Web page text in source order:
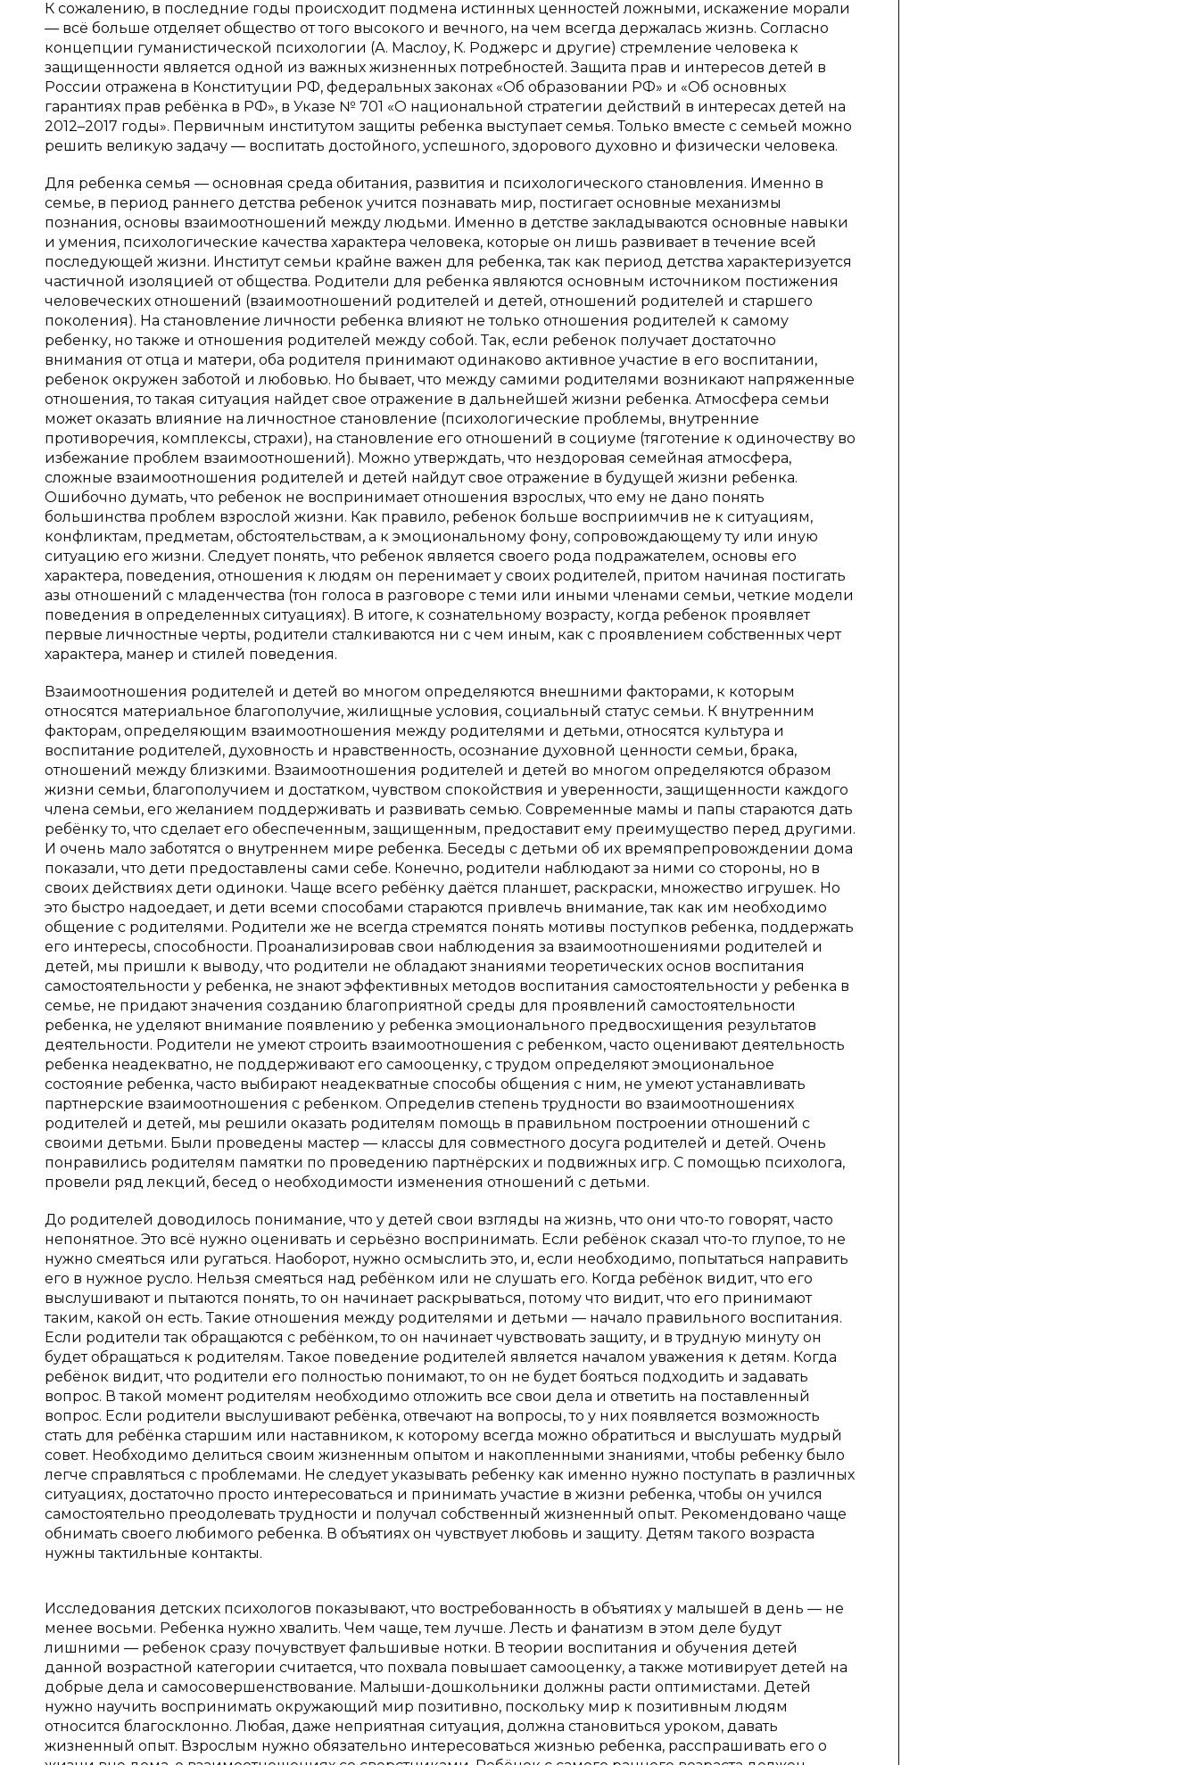
К сожалению, в последние годы происходит подмена истинных ценностей ложными, искажение морали
— всё больше отделяет общество от того высокого и вечного, на чем всегда держалась жизнь. Согласно
концепции гуманистической психологии (А. Маслоу, К. Роджерс и другие) стремление человека к
защищенности является одной из важных жизненных потребностей. Защита прав и интересов детей в
России отражена в Конституции РФ, федеральных законах «Об образовании РФ» и «Об основных
гарантиях прав ребёнка в РФ», в Указе № 701 «О национальной стратегии действий в интересах детей на
2012–2017 годы». Первичным институтом защиты ребенка выступает семья. Только вместе с семьей можно
решить великую задачу — воспитать достойного, успешного, здорового духовно и физически человека.
Для ребенка семья — основная среда обитания, развития и психологического становления. Именно в
семье, в период раннего детства ребенок учится познавать мир, постигает основные механизмы
познания, основы взаимоотношений между людьми. Именно в детстве закладываются основные навыки
и умения, психологические качества характера человека, которые он лишь развивает в течение всей
последующей жизни. Институт семьи крайне важен для ребенка, так как период детства характеризуется
частичной изоляцией от общества. Родители для ребенка являются основным источником постижения
человеческих отношений (взаимоотношений родителей и детей, отношений родителей и старшего
поколения). На становление личности ребенка влияют не только отношения родителей к самому
ребенку, но также и отношения родителей между собой. Так, если ребенок получает достаточно
внимания от отца и матери, оба родителя принимают одинаково активное участие в его воспитании,
ребенок окружен заботой и любовью. Но бывает, что между самими родителями возникают напряженные
отношения, то такая ситуация найдет свое отражение в дальнейшей жизни ребенка. Атмосфера семьи
может оказать влияние на личностное становление (психологические проблемы, внутренние
противоречия, комплексы, страхи), на становление его отношений в социуме (тяготение к одиночеству во
избежание проблем взаимоотношений). Можно утверждать, что нездоровая семейная атмосфера,
сложные взаимоотношения родителей и детей найдут свое отражение в будущей жизни ребенка.
Ошибочно думать, что ребенок не воспринимает отношения взрослых, что ему не дано понять
большинства проблем взрослой жизни. Как правило, ребенок больше восприимчив не к ситуациям,
конфликтам, предметам, обстоятельствам, а к эмоциональному фону, сопровождающему ту или иную
ситуацию его жизни. Следует понять, что ребенок является своего рода подражателем, основы его
характера, поведения, отношения к людям он перенимает у своих родителей, притом начиная постигать
азы отношений с младенчества (тон голоса в разговоре с теми или иными членами семьи, четкие модели
поведения в определенных ситуациях). В итоге, к сознательному возрасту, когда ребенок проявляет
первые личностные черты, родители сталкиваются ни с чем иным, как с проявлением собственных черт
характера, манер и стилей поведения.
Взаимоотношения родителей и детей во многом определяются внешними факторами, к которым
относятся материальное благополучие, жилищные условия, социальный статус семьи. К внутренним
факторам, определяющим взаимоотношения между родителями и детьми, относятся культура и
воспитание родителей, духовность и нравственность, осознание духовной ценности семьи, брака,
отношений между близкими. Взаимоотношения родителей и детей во многом определяются образом
жизни семьи, благополучием и достатком, чувством спокойствия и уверенности, защищенности каждого
члена семьи, его желанием поддерживать и развивать семью. Современные мамы и папы стараются дать
ребёнку то, что сделает его обеспеченным, защищенным, предоставит ему преимущество перед другими.
И очень мало заботятся о внутреннем мире ребенка. Беседы с детьми об их времяпрепровождении дома
показали, что дети предоставлены сами себе. Конечно, родители наблюдают за ними со стороны, но в
своих действиях дети одиноки. Чаще всего ребёнку даётся планшет, раскраски, множество игрушек. Но
это быстро надоедает, и дети всеми способами стараются привлечь внимание, так как им необходимо
общение с родителями. Родители же не всегда стремятся понять мотивы поступков ребенка, поддержать
его интересы, способности. Проанализировав свои наблюдения за взаимоотношениями родителей и
детей, мы пришли к выводу, что родители не обладают знаниями теоретических основ воспитания
самостоятельности у ребенка, не знают эффективных методов воспитания самостоятельности у ребенка в
семье, не придают значения созданию благоприятной среды для проявлений самостоятельности
ребенка, не уделяют внимание появлению у ребенка эмоционального предвосхищения результатов
деятельности. Родители не умеют строить взаимоотношения с ребенком, часто оценивают деятельность
ребенка неадекватно, не поддерживают его самооценку, с трудом определяют эмоциональное
состояние ребенка, часто выбирают неадекватные способы общения с ним, не умеют устанавливать
партнерские взаимоотношения с ребенком. Определив степень трудности во взаимоотношениях
родителей и детей, мы решили оказать родителям помощь в правильном построении отношений с
своими детьми. Были проведены мастер — классы для совместного досуга родителей и детей. Очень
понравились родителям памятки по проведению партнёрских и подвижных игр. С помощью психолога,
провели ряд лекций, бесед о необходимости изменения отношений с детьми.
До родителей доводилось понимание, что у детей свои взгляды на жизнь, что они что-то говорят, часто
непонятное. Это всё нужно оценивать и серьёзно воспринимать. Если ребёнок сказал что-то глупое, то не
нужно смеяться или ругаться. Наоборот, нужно осмыслить это, и, если необходимо, попытаться направить
его в нужное русло. Нельзя смеяться над ребёнком или не слушать его. Когда ребёнок видит, что его
выслушивают и пытаются понять, то он начинает раскрываться, потому что видит, что его принимают
таким, какой он есть. Такие отношения между родителями и детьми — начало правильного воспитания.
Если родители так обращаются с ребёнком, то он начинает чувствовать защиту, и в трудную минуту он
будет обращаться к родителям. Такое поведение родителей является началом уважения к детям. Когда
ребёнок видит, что родители его полностью понимают, то он не будет бояться подходить и задавать
вопрос. В такой момент родителям необходимо отложить все свои дела и ответить на поставленный
вопрос. Если родители выслушивают ребёнка, отвечают на вопросы, то у них появляется возможность
стать для ребёнка старшим или наставником, к которому всегда можно обратиться и выслушать мудрый
совет. Необходимо делиться своим жизненным опытом и накопленными знаниями, чтобы ребенку было
легче справляться с проблемами. Не следует указывать ребенку как именно нужно поступать в различных
ситуациях, достаточно просто интересоваться и принимать участие в жизни ребенка, чтобы он учился
самостоятельно преодолевать трудности и получал собственный жизненный опыт. Рекомендовано чаще
обнимать своего любимого ребенка. В объятиях он чувствует любовь и защиту. Детям такого возраста
нужны тактильные контакты.
Исследования детских психологов показывают, что востребованность в объятиях у малышей в день — не
менее восьми. Ребенка нужно хвалить. Чем чаще, тем лучше. Лесть и фанатизм в этом деле будут
лишними — ребенок сразу почувствует фальшивые нотки. В теории воспитания и обучения детей
данной возрастной категории считается, что похвала повышает самооценку, а также мотивирует детей на
добрые дела и самосовершенствование. Малыши-дошкольники должны расти оптимистами. Детей
нужно научить воспринимать окружающий мир позитивно, поскольку мир к позитивным людям
относится благосклонно. Любая, даже неприятная ситуация, должна становиться уроком, давать
жизненный опыт. Взрослым нужно обязательно интересоваться жизнью ребенка, расспрашивать его о